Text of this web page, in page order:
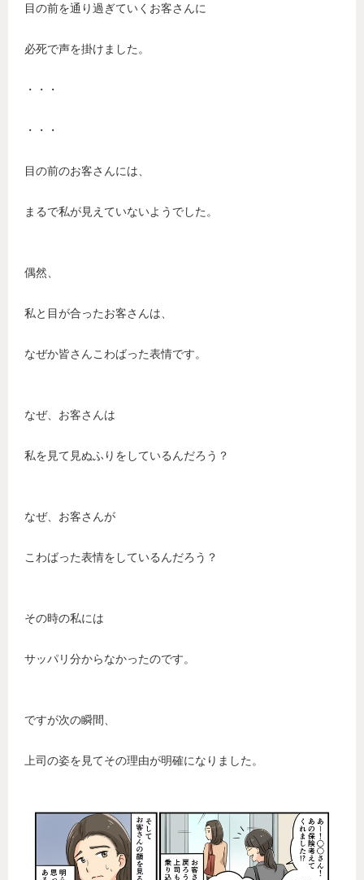
目の前を通り過ぎていくお客さんに
必死で声を掛けました。
・・・
・・・
目の前のお客さんには、
まるで私が見えていないようでした。
偶然、
私と目が合ったお客さんは、
なぜか皆さんこわばった表情です。
なぜ、お客さんは
私を見て見ぬふりをしているんだろう？
なぜ、お客さんが
こわばった表情をしているんだろう？
その時の私には
サッパリ分からなかったのです。
ですが次の瞬間、
上司の姿を見てその理由が明確になりました。